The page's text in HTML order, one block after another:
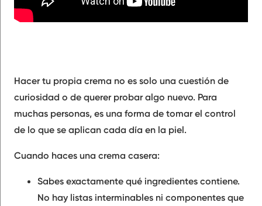
Hacer tu propia crema no es solo una cuestión de
curiosidad o de querer probar algo nuevo. Para
muchas personas, es una forma de tomar el control
de lo que se aplican cada día en la piel.
Cuando haces una crema casera:
Sabes exactamente qué ingredientes contiene.
No hay listas interminables ni componentes que